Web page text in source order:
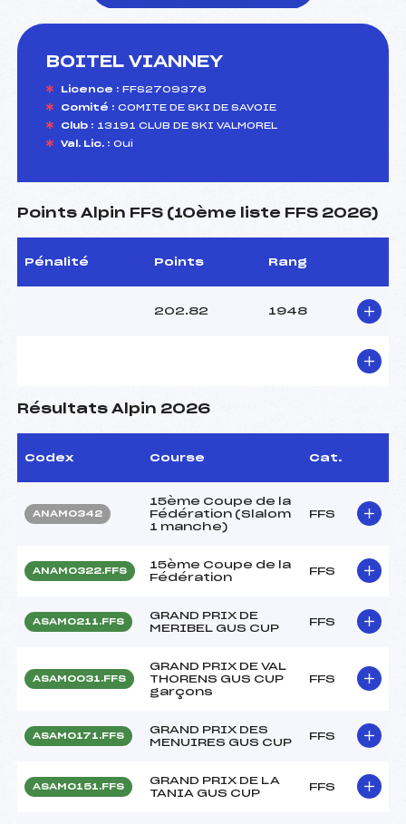
BOITEL VIANNEY
Licence : FFS2709376
Comité : COMITE DE SKI DE SAVOIE
Club : 13191 CLUB DE SKI VALMOREL
Val. Lic. : Oui
Points Alpin FFS (10ème liste FFS 2026)
Pénalité Points Rang
202.82 1948
Résultats Alpin 2026
Codex Course Cat.
ANAM0342
15ème Coupe de la
Fédération (Slalom
1 manche)
FFS
ANAM0322.FFS
15ème Coupe de la
Fédération
FFS
ASAM0211.FFS
GRAND PRIX DE
MERIBEL GUS CUP
FFS
ASAM0031.FFS
GRAND PRIX DE VAL
THORENS GUS CUP
garçons
FFS
ASAM0171.FFS
GRAND PRIX DES
MENUIRES GUS CUP
FFS
ASAM0151.FFS
GRAND PRIX DE LA
TANIA GUS CUP
FFS